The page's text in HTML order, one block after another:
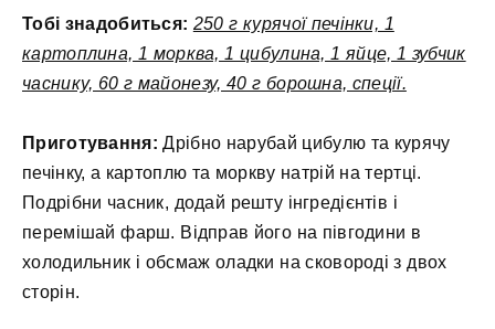
Тобі знадобиться: 250 г курячої печінки, 1
картоплина, 1 морква, 1 цибулина, 1 яйце, 1 зубчик
часнику, 60 г майонезу, 40 г борошна, спеції.
Приготування: Дрібно нарубай цибулю та курячу
печінку, а картоплю та моркву натрій на тертці.
Подрібни часник, додай решту інгредієнтів і
перемішай фарш. Відправ його на півгодини в
холодильник і обсмаж оладки на сковороді з двох
сторін.